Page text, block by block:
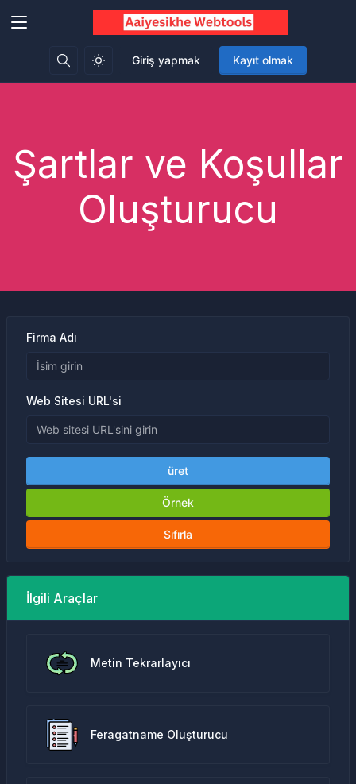
Giriş yapmak Kayıt olmak
Şartlar ve Koşullar
Oluşturucu
Firma Adı
Web Sitesi URL'si
üret
Örnek
Sıfırla
İlgili Araçlar
Metin Tekrarlayıcı
Feragatname Oluşturucu